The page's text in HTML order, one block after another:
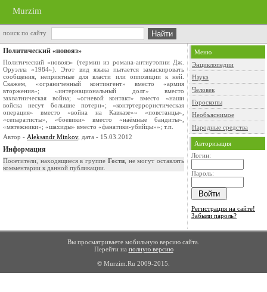
Murzim
поиск по сайту
Политический «новояз»
Политический «новояз» (термин из романа-антиутопии Дж.
Оруэлла «1984»). Этот вид языка пытается замаскировать
сообщения, неприятные для власти или оппозиции к ней.
Скажем, «ограниченный контингент» вместо «армия
вторжения»; «интернациональный долг» вместо
захватническая война; «огневой контакт» вместо «наши
войска несут большие потери»; «контртеррористическая
операция» вместо «война на Кавказе»» «повстанцы»,
«сепаратисты», «боевики» вместо «наёмные бандиты»,
«мятежники»; «шахиды» вместо «фанатики-убийцы»»; т.п.
Автор - Aleksandr Minkov, дата - 15.03.2012
Информация
Посетители, находящиеся в группе Гости, не могут оставлять
комментарии к данной публикации.
Меню
Энциклопедии
Наука
Человек
Гороскопы
Необъяснимое
Народные средства
Авторизация
Логин:
Пароль:
Регистрация на сайте!
Забыли пароль?
Вы просматриваете мобильную версию сайта.
Перейти на полную версию
© Murzim.Ru 2009-2015.